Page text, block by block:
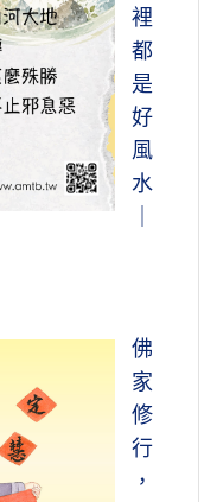
裡
都
是
好
風
水
佛
家
修
行
，